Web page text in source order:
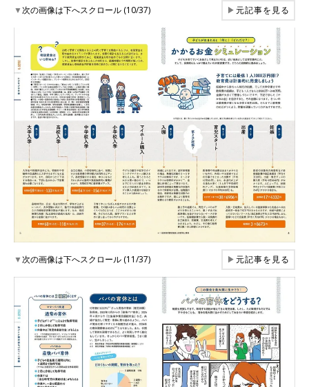
▼次の画像は下へスクロール (10/37) ▶元記事を見る
▼次の画像は下へスクロール (11/37) ▶元記事を見る